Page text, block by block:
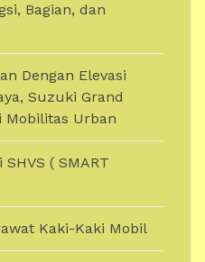
Bagian, dan
Dengan Elevasi
Suzuki Grand
Mobilitas Urban
( SMART
Kaki-Kaki Mobil